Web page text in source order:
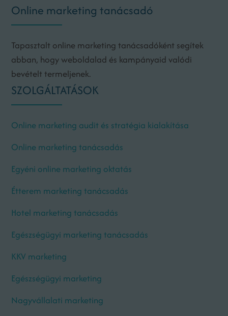
Online marketing tanácsadó
Tapasztalt online marketing tanácsadóként segítek
abban, hogy weboldalad és kampányaid valódi
bevételt termeljenek.
SZOLGÁLTATÁSOK
Online marketing audit és stratégia kialakítása
Online marketing tanácsadás
Egyéni online marketing oktatás
Étterem marketing tanácsadás
Hotel marketing tanácsadás
Egészségügyi marketing tanácsadás
KKV marketing
Egészségügyi marketing
Nagyvállalati marketing